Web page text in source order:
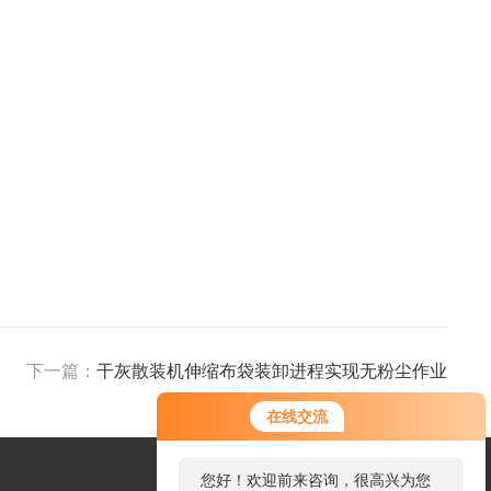
在线交流
您好！欢迎前来咨询，很高兴为您
下一篇： 干灰散装机伸缩布袋装卸进程实现无粉尘作业